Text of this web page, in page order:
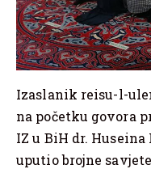
Izaslanik reisu-l-
na početku govora
IZ u BiH dr.
uputio brojne